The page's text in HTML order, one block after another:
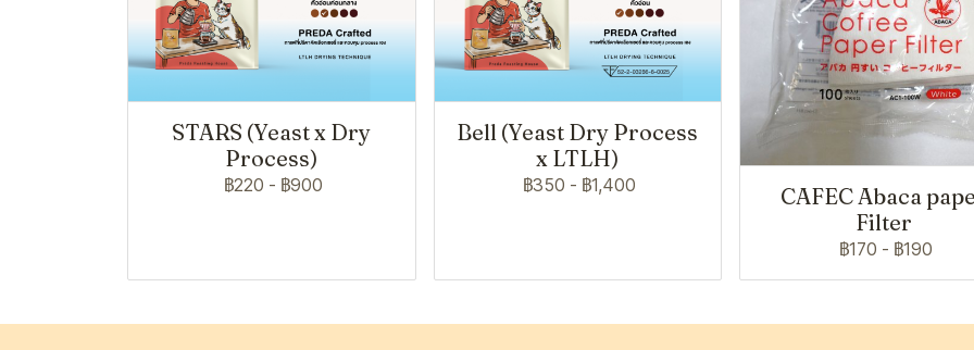
STARS (Yeast x Dry
Process)
฿220 - ฿900
Bell (Yeast Dry Process
x LTLH)
฿350 - ฿1,400
CAFEC Abaca
Filter
฿170 - ฿190